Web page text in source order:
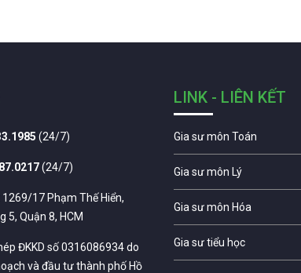
(24/7)
(24/7)
1269/17 Phạm Thế Hiển,
5, Quận 8, HCM
ĐKKD số 0316086934 do
và đầu tư thành phố Hồ
LINK - LIÊN KẾT
Gia sư môn Toán
Gia sư môn Lý
Gia sư môn Hóa
Gia sư tiểu học